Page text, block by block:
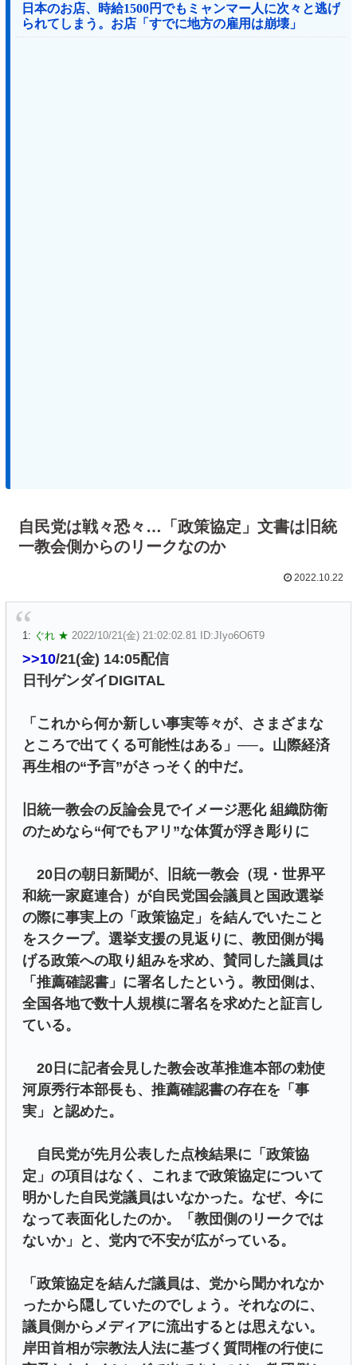
日本のお店、時給1500円でもミャンマー人に次々と逃げ
られてしまう。お店「すでに地方の雇用は崩壊」
自民党は戦々恐々…「政策協定」文書は旧統
一教会側からのリークなのか
2022.10.22
1: ぐれ ★ 2022/10/21(金) 21:02:02.81 ID:JIyo6O6T9
>>10/21(金) 14:05配信
日刊ゲンダイDIGITAL
「これから何か新しい事実等々が、さまざまな
ところで出てくる可能性はある」──。山際経済
再生相の“予言”がさっそく的中だ。
旧統一教会の反論会見でイメージ悪化 組織防衛
のためなら“何でもアリ”な体質が浮き彫りに
20日の朝日新聞が、旧統一教会（現・世界平
和統一家庭連合）が自民党国会議員と国政選挙
の際に事実上の「政策協定」を結んでいたこと
をスクープ。選挙支援の見返りに、教団側が掲
げる政策への取り組みを求め、賛同した議員は
「推薦確認書」に署名したという。教団側は、
全国各地で数十人規模に署名を求めたと証言し
ている。
20日に記者会見した教会改革推進本部の勅使
河原秀行本部長も、推薦確認書の存在を「事
実」と認めた。
自民党が先月公表した点検結果に「政策協
定」の項目はなく、これまで政策協定について
明かした自民党議員はいなかった。なぜ、今に
なって表面化したのか。「教団側のリークでは
ないか」と、党内で不安が広がっている。
「政策協定を結んだ議員は、党から聞かれなか
ったから隠していたのでしょう。それなのに、
議員側からメディアに流出するとは思えない。
岸田首相が宗教法人法に基づく質問権の行使に